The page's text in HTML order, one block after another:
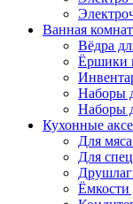
Ванная
Вёдра
Ёршики
Наборы
Наборы
Кухонные
Для
Для
Ёмкости